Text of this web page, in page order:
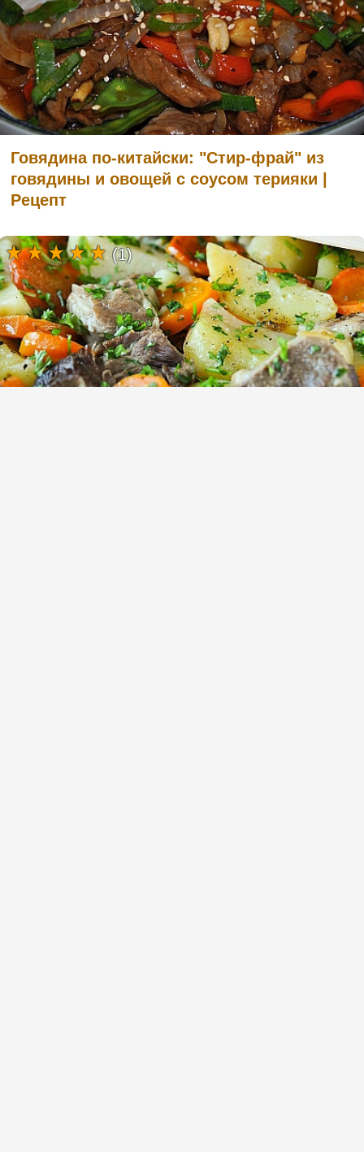
Говядина по-китайски: "Стир-фрай" из
говядины и овощей с соусом терияки |
Рецепт
(1)